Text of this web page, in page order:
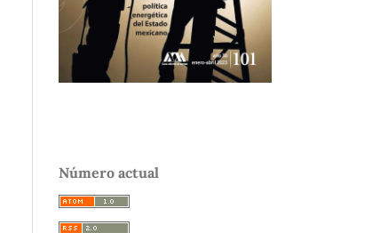
Número actual